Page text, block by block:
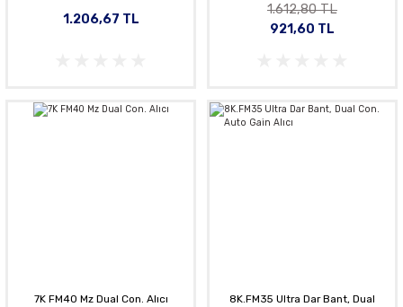
1.206,67 TL
1.612,80 TL
921,60 TL
7K FM40 Mz Dual Con. Alıcı
8K.FM35 Ultra Dar Bant, Dual